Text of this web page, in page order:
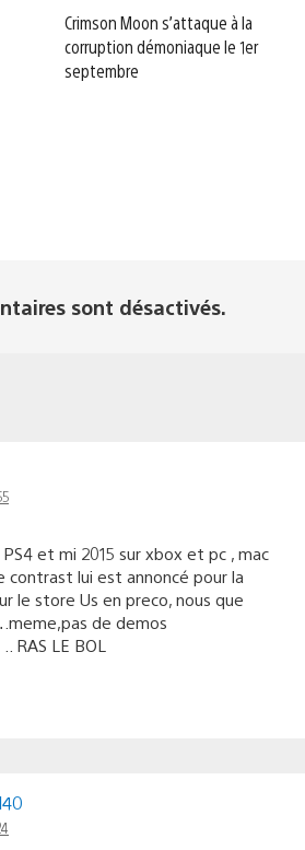
Crimson Moon s’attaque à la
corruption démoniaque le 1er
septembre
sont désactivés.
et mi 2015 sur xbox et pc , mac
contrast lui est annoncé pour la
le store Us en preco, nous que
de demos
RAS LE BOL